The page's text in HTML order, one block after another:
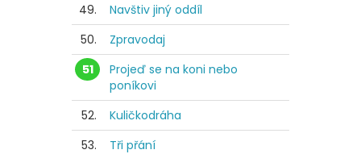
49.
Navštiv jiný oddíl
50.
Zpravodaj
51
Projeď se na koni nebo
poníkovi
52.
Kuličkodráha
53.
Tři přání